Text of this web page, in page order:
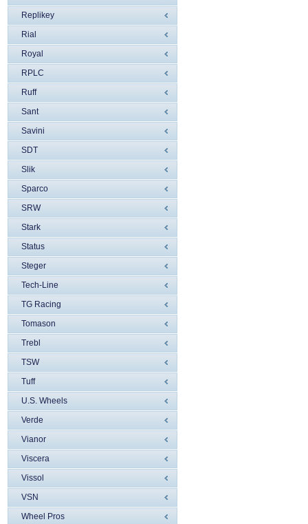
Replikey
Rial
Royal
RPLC
Ruff
Sant
Savini
SDT
Slik
Sparco
SRW
Stark
Status
Steger
Tech-Line
TG Racing
Tomason
Trebl
TSW
Tuff
U.S. Wheels
Verde
Vianor
Viscera
Vissol
VSN
Wheel Pros